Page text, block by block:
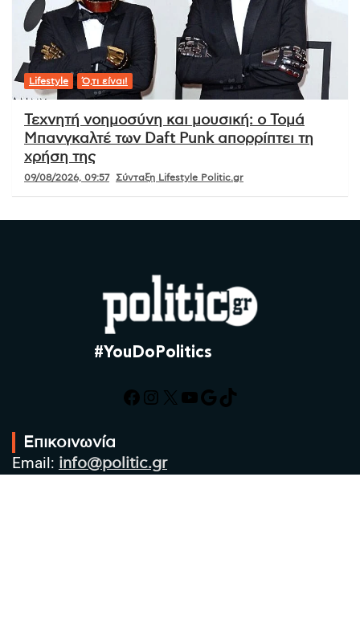
Lifestyle Ό,τι είναι!
Τεχνητή νοημοσύνη και μουσική: ο Τομά
Μπανγκαλτέ των Daft Punk απορρίπτει τη
χρήση της
09/08/2026, 09:57 Σύνταξη Lifestyle Politic.gr
#YouDoPolitics
Facebook
Instagram
X YouTube
Google
TikTok
Επικοινωνία
Email: info@politic.gr